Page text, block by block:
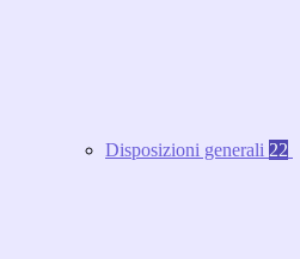
Disposizioni generali 22